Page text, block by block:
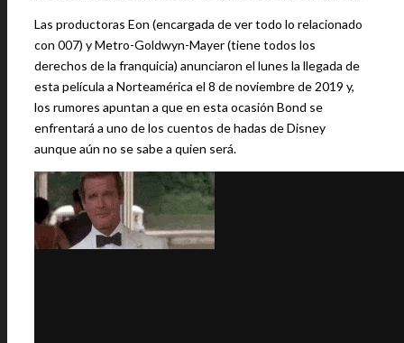
Las productoras Eon (encargada de ver todo lo relacionado
con 007) y Metro-Goldwyn-Mayer (tiene todos los
derechos de la franquicia) anunciaron el lunes la llegada de
esta película a Norteamérica el 8 de noviembre de 2019 y,
los rumores apuntan a que en esta ocasión Bond se
enfrentará a uno de los cuentos de hadas de Disney
aunque aún no se sabe a quien será.